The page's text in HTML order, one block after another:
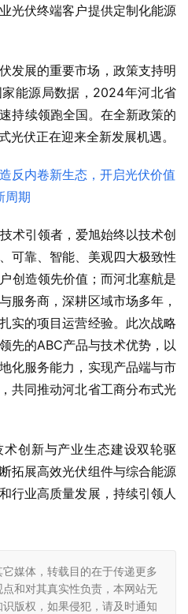
光伏终端客户提供定制化能源
发展的重要市场，政策支持明
能源局数据，2024年河北省
持续领跑全国。在全新政策的
光伏正在迎来全新发展机遇。
术引领者，爱旭始终以技术创
可靠、智能、美观四大极致性
创造领先价值；而河北塞航是
服务商，深耕区域市场多年，
实的项目运营经验。此次战略
先的ABC产品与技术优势，以
化服务能力，实现产品端与市
共同推动河北省工商分布式光
创新与产业生态建设双轮驱
拓展高效光伏组件与综合能源
行业高质量发展，持续引领人
媒体，转载目的在于传递更多
和对其真实性负责，本网站无
版权，如果侵犯，请及时通知